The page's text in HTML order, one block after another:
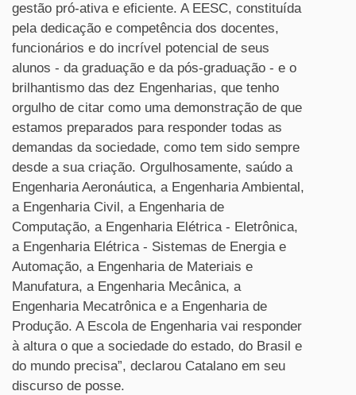
gestão pró-ativa e eficiente. A EESC, constituída
pela dedicação e competência dos docentes,
funcionários e do incrível potencial de seus
alunos - da graduação e da pós-graduação - e o
brilhantismo das dez Engenharias, que tenho
orgulho de citar como uma demonstração de que
estamos preparados para responder todas as
demandas da sociedade, como tem sido sempre
desde a sua criação. Orgulhosamente, saúdo a
Engenharia Aeronáutica, a Engenharia Ambiental,
a Engenharia Civil, a Engenharia de
Computação, a Engenharia Elétrica - Eletrônica,
a Engenharia Elétrica - Sistemas de Energia e
Automação, a Engenharia de Materiais e
Manufatura, a Engenharia Mecânica, a
Engenharia Mecatrônica e a Engenharia de
Produção. A Escola de Engenharia vai responder
à altura o que a sociedade do estado, do Brasil e
do mundo precisa”, declarou Catalano em seu
discurso de posse.